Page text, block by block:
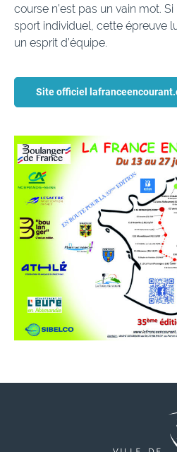
course n’est pas un vain mot.
sport individuel, cette épreuve
un esprit d’équipe.
Site officiel